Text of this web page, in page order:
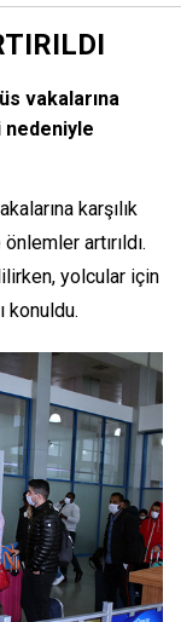
vakalarına
nedeniyle
karşılık
artırıldı.
yolcular için
konuldu.